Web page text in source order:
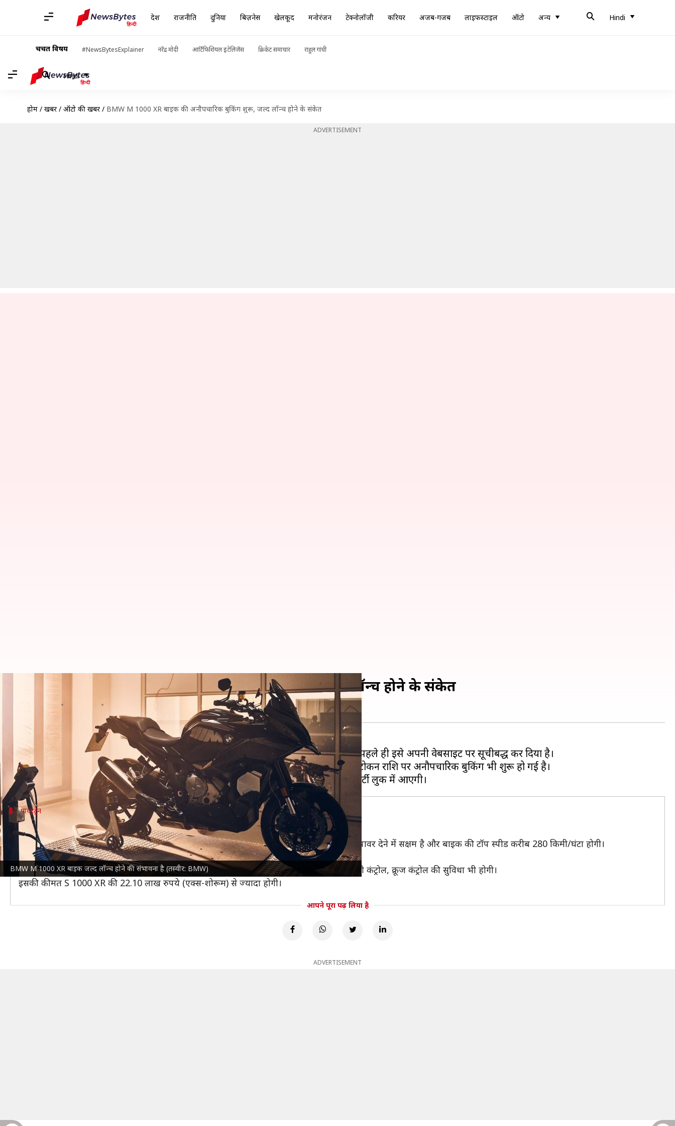
देश राजनीति दुनिया बिज़नेस खेलकूद मनोरंजन टेक्नोलॉजी करियर अजब-गजब लाइफस्टाइल ऑटो अन्य Hindi
चर्चित विषय #NewsBytesExplainer नरेंद्र मोदी आर्टिफिशियल इंटेलिजेंस क्रिकेट समाचार राहुल गांधी
Hindi
होम / खबरें / ऑटो की खबरें / BMW M 1000 XR बाइक की अनौपचारिक बुकिंग शुरू, जल्द लॉन्च होने के संकेत
ADVERTISEMENT
BMW M 1000 XR बाइक जल्द लॉन्च होने की संभावना है (तस्वीर: BMW)
BMW M 1000 XR बाइक की अनौपचारिक बुकिंग शुरू, जल्द लॉन्च होने के संकेत
BMW मोटरराड
की M 1000 XR को जल्द ही भारत में लॉन्च किया जा सकता है। BMW इंडिया ने पहले ही इसे अपनी वेबसाइट पर सूचीबद्ध कर दिया है।
इससे बाइक को जल्द पेश किए जाने के संकेत मिलते हैं और कई राज्यों में इसकी 50,000 रुपये की टोकन राशि पर अनौपचारिक बुकिंग भी शुरू हो गई है।
यह लेटेस्ट बाइक
पावरट्रेन
बाइक की टॉप स्पीड होगी करीब 280 किमी/घंटा
BMW M 1000 XRमें 999cc, इनलाइन 4-सिलेंडर, लिक्विड-कूल्ड पावरट्रेन मिलेगा, जो 200bhp की पावर देने में सक्षम है और बाइक की टॉप स्पीड करीब 280 किमी/घंटा होगी।
वहीं सस्पेंशन के लिए एडजस्टेबल USD फ्रंट फोर्क्स और एक रिमोट, एडजस्टेबल रियर शॉक मिलेगा।
इसके अलावा बाइक में राइड मोड, ट्रैक्शन कंट्रोल लेवल, ABS मोड, इंजन ब्रेक कंट्रोल, स्लाइड कंट्रोल, व्हीली कंट्रोल, क्रूज कंट्रोल की सुविधा भी होगी।
इसकी कीमत S 1000 XR की 22.10 लाख रुपये (एक्स-शोरूम) से ज्यादा होगी।
आपने पूरा पढ़ लिया है
ADVERTISEMENT